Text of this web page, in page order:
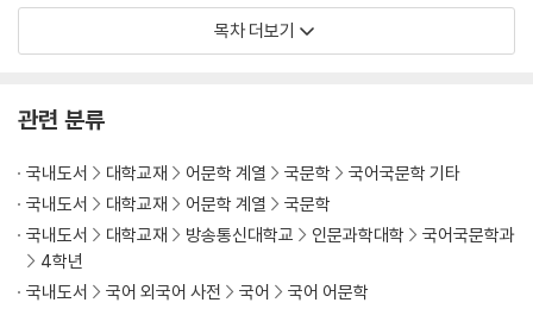
제6장 소설에 투영된 김동인의 여성관
목차 더보기
관련 분류
국내도서 대학교재 어문학 계열 국문학
국어국문학 기타
국내도서
대학교재 어문학 계열
국문학
국내도서
대학교재 방송통신대학교 인문과학대학
국어국문학과
4학년
국내도서
국어 외국어 사전 국어 국어 어문학